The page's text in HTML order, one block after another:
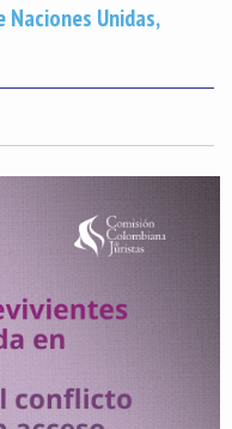
Naciones Unidas,